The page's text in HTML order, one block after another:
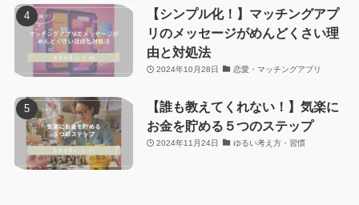
【シンプル化！】マッチングアプ
リのメッセージがめんどくさい理
由と対処法
2024年10月28日 恋愛・マッチングアプリ
【誰も教えてくれない！】気楽に
お金を貯める５つのステップ
2024年11月24日 ゆるい考え方・習慣